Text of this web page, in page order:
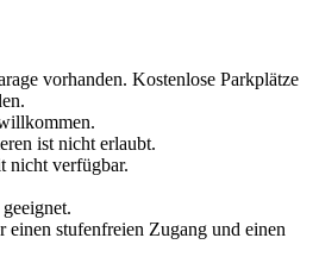
vorhanden. Kostenlose Parkplätze
ist nicht erlaubt.
nicht verfügbar.
stufenfreien Zugang und einen